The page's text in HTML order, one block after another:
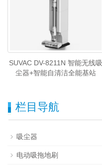
SUVAC DV-8211N 智能无线吸
尘器+智能自清洁全能基站
栏目导航
吸尘器
电动吸拖地刷